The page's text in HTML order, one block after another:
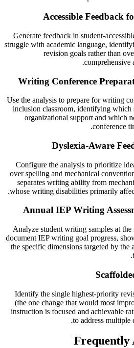
Accessible Feedback
Generate feedback in student-
struggle with academic language,
revision goals rather than
comprehensive
Writing Conference
Use the analysis to prepare for writing
inclusion classroom, identifying which
organizational support and which
conference
Dyslexia-Aware
Configure the analysis to prioritize
over spelling and mechanical
separates writing ability from
whose writing disabilities primarily
Annual IEP Writing
Analyze student writing samples at
document IEP writing goal progress,
the specific dimensions targeted by the
Identify the single highest-priority
(the one change that would most
instruction is focused and achievable
to address multiple
Frequently